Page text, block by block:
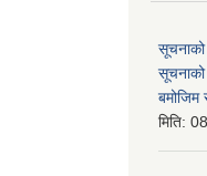
सूचनाको
बमोजिम
मिति: